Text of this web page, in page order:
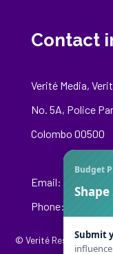
Contact
Verité Media,
No. 5A, Police
Colombo 00500
Email:
Phone: +94 76
© Verité Research
Budget
Submit